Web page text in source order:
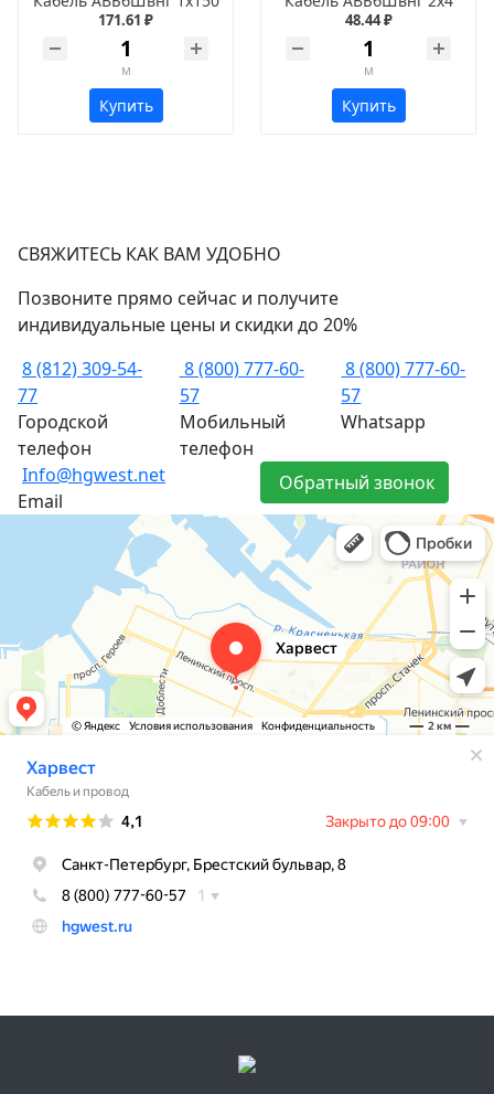
171.61 ₽
м
Купить
48.44 ₽
м
Купить
СВЯЖИТЕСЬ КАК ВАМ УДОБНО
Позвоните прямо сейчас и получите
индивидуальные цены и скидки до 20%
8 (812) 309-54-
77
Городской
телефон
8 (800) 777-60-
57
Мобильный
телефон
8 (800) 777-60-
57
Whatsapp
Info@hgwest.net
Email
Обратный звонок